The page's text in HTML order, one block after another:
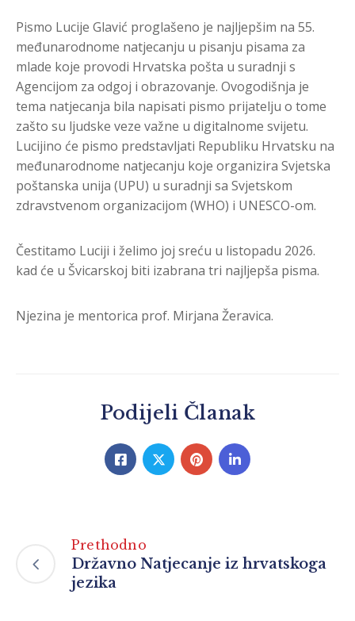
Pismo Lucije Glavić proglašeno je najljepšim na 55.
međunarodnome natjecanju u pisanju pisama za
mlade koje provodi Hrvatska pošta u suradnji s
Agencijom za odgoj i obrazovanje. Ovogodišnja je
tema natjecanja bila napisati pismo prijatelju o tome
zašto su ljudske veze važne u digitalnome svijetu.
Lucijino će pismo predstavljati Republiku Hrvatsku na
međunarodnome natjecanju koje organizira Svjetska
poštanska unija (UPU) u suradnji sa Svjetskom
zdravstvenom organizacijom (WHO) i UNESCO-om.
Čestitamo Luciji i želimo joj sreću u listopadu 2026.
kad će u Švicarskoj biti izabrana tri najljepša pisma.
Njezina je mentorica prof. Mirjana Žeravica.
Podijeli Članak
Prethodno
Državno Natjecanje iz hrvatskoga
jezika